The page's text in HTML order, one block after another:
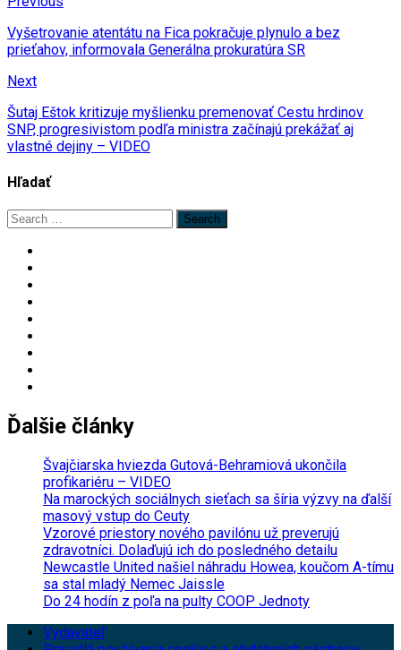
Vyšetrovanie atentátu na Fica pokračuje plynulo a bez
prieťahov, informovala Generálna prokuratúra SR
Next
Šutaj Eštok kritizuje myšlienku premenovať Cestu hrdinov
SNP, progresivistom podľa ministra začínajú prekážať aj
vlastné dejiny – VIDEO
Hľadať
Search
for:
Ďalšie články
Švajčiarska hviezda Gutová-Behramiová ukončila
profikariéru – VIDEO
Na marockých sociálnych sieťach sa šíria výzvy na ďalší
masový vstup do Ceuty
Vzorové priestory nového pavilónu už preverujú
zdravotníci. Dolaďujú ich do posledného detailu
Newcastle United našiel náhradu Howea, koučom A-tímu
sa stal mladý Nemec Jaissle
Do 24 hodín z poľa na pulty COOP Jednoty
Vydavateľ